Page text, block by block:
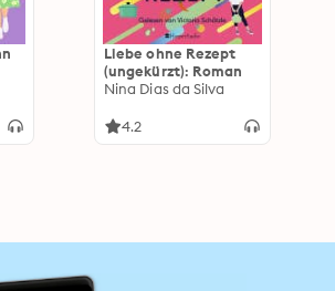
Liebe ohne Rezept
(ungekürzt): Roman
Nina Dias da Silva
4.2